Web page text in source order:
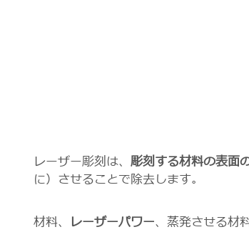
レーザー彫刻は、 彫刻する材料の表面
に）させることで除去します。
材料、 レーザーパワー、蒸発させる材